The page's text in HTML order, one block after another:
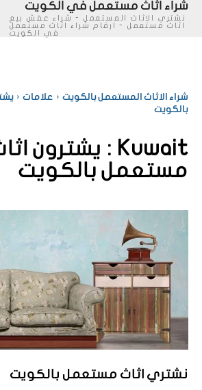
شراء اثاث مستعمل في الكويت
نشتري الاثاث المستعمل - شراء عفش بيع
اثاث مستعمل - ارقام شراء اثاث مستعمل
في الكويت
شراء الاثاث المستعمل بالكويت علامات
بالكويت
Kuwait :
يشترون
مستعمل بالكويت
نشتري اثاث مستعمل بالكويت